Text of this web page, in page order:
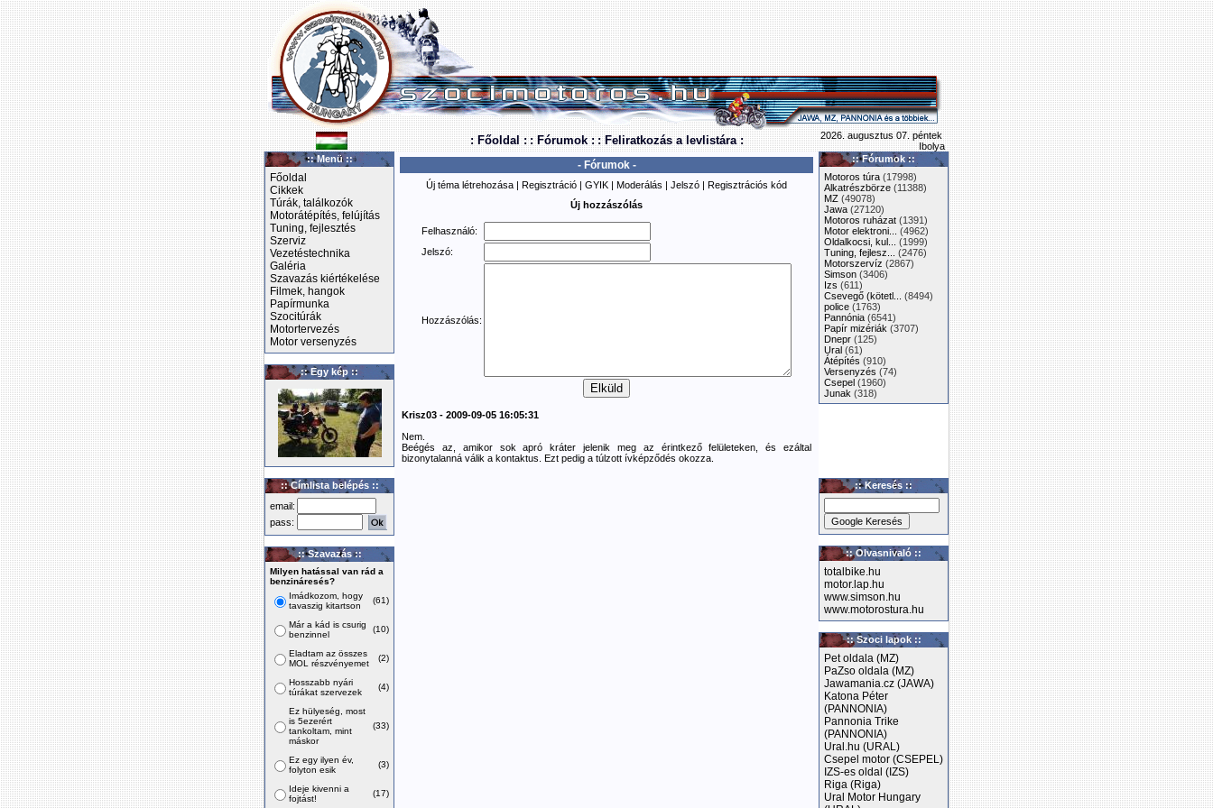
: Főoldal : : Fórumok : : Feliratkozás a levlistára :
2026. augusztus 07. péntek
Ibolya
:: Menü ::
Főoldal
Cikkek
Túrák, találkozók
Motorátépítés, felújítás
Tuning, fejlesztés
Szerviz
Vezetéstechnika
Galéria
Szavazás kiértékelése
Filmek, hangok
Papírmunka
Szocitúrák
Motortervezés
Motor versenyzés
:: Egy kép ::
:: Címlista belépés ::
email:
pass:
:: Szavazás ::
Milyen hatással van rád a
benzináresés?
Imádkozom, hogy
tavaszig kitartson
(61)
Már a kád is csurig
benzinnel
(10)
Eladtam az összes
MOL részvényemet
(2)
Hosszabb nyári
túrákat szervezek
(4)
Ez hülyeség, most
is 5ezerért
tankoltam, mint
máskor
(33)
Ez egy ilyen év,
folyton esik
(3)
Ideje kivenni a
fojtást!
(17)
- Fórumok -
Új téma létrehozása | Regisztráció | GYIK | Moderálás | Jelszó | Regisztrációs kód
Új hozzászólás
Felhasználó:
Jelszó:
Hozzászólás:
Krisz03 - 2009-09-05 16:05:31
Nem.
Beégés az, amikor sok apró kráter jelenik meg az érintkező felületeken, és ezáltal
bizonytalanná válik a kontaktus. Ezt pedig a túlzott ívképződés okozza.
:: Fórumok ::
Motoros túra (17998)
Alkatrészbörze (11388)
MZ (49078)
Jawa (27120)
Motoros ruházat (1391)
Motor elektroni...
(4962)
Oldalkocsi, kul...
(1999)
Tuning, fejlesz...
(2476)
Motorszervíz (2867)
Simson (3406)
Izs (611)
Csevegő (kötetl...
(8494)
police (1763)
Pannónia (6541)
Papír mizériák (3707)
Dnepr (125)
Ural (61)
Átépítés (910)
Versenyzés (74)
Csepel (1960)
Junak (318)
:: Keresés ::
:: Olvasnivaló ::
totalbike.hu
motor.lap.hu
www.simson.hu
www.motorostura.hu
:: Szoci lapok ::
Pet oldala (MZ)
PaZso oldala (MZ)
Jawamania.cz (JAWA)
Katona Péter
(PANNONIA)
Pannonia Trike
(PANNONIA)
Ural.hu (URAL)
Csepel motor (CSEPEL)
IZS-es oldal (IZS)
Riga (Riga)
Ural Motor Hungary